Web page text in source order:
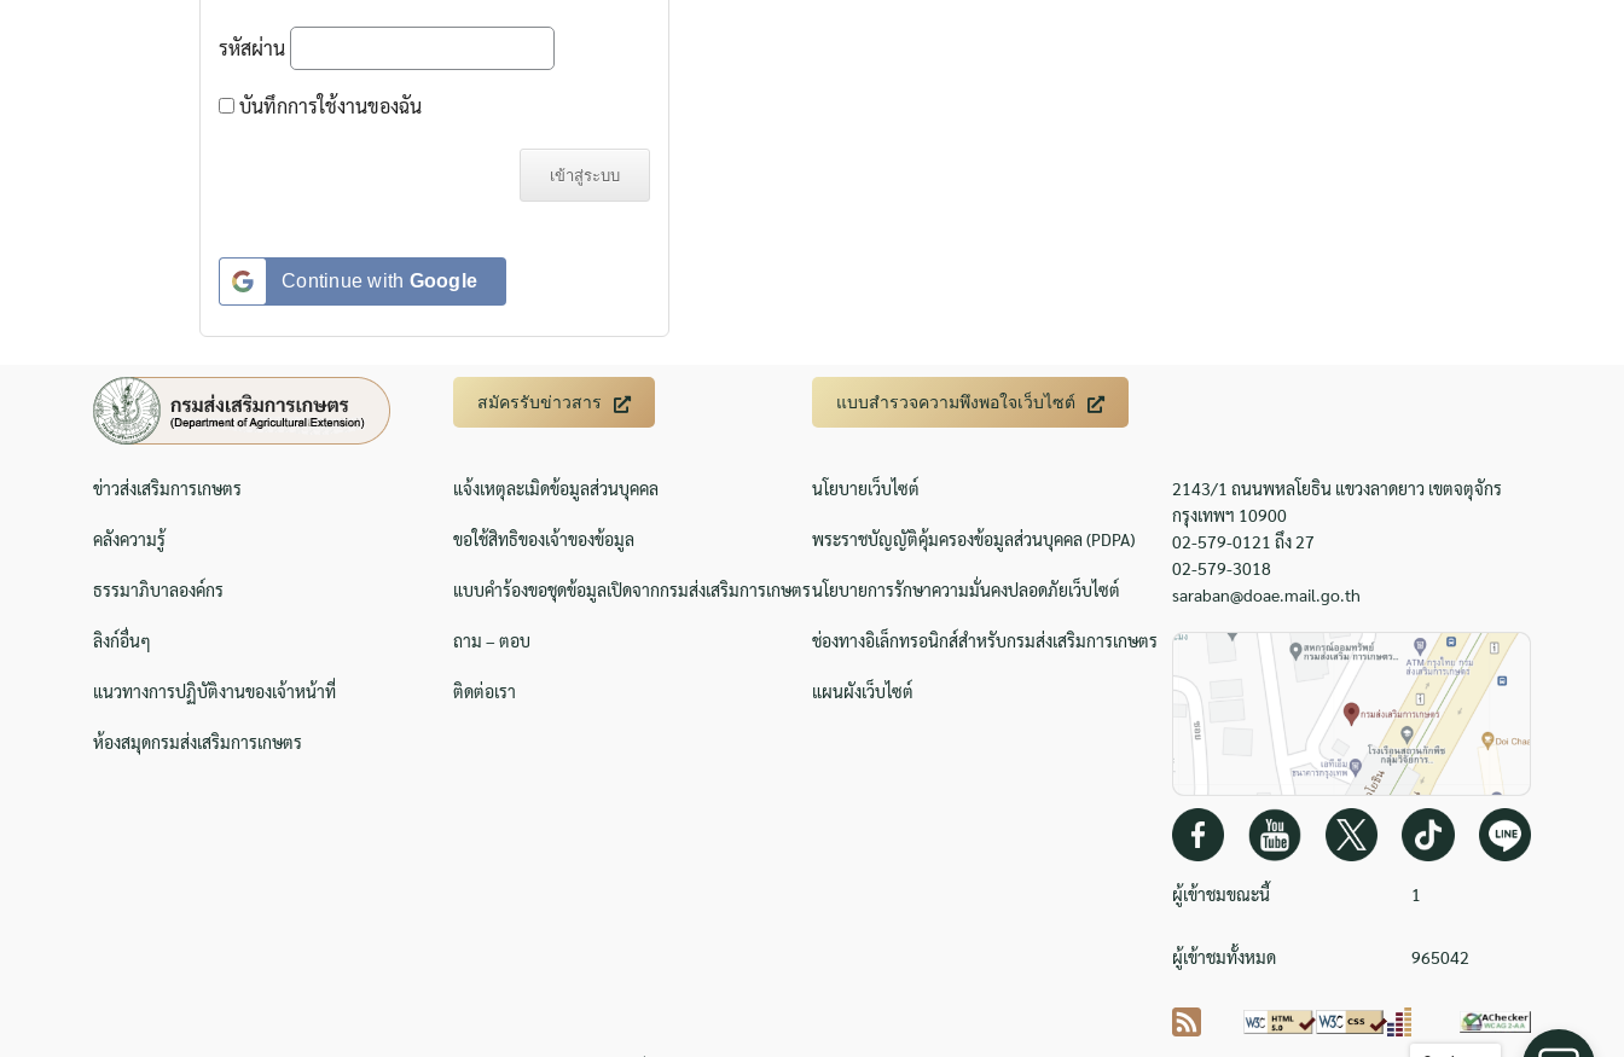
รหัสผ่าน
บันทึกการใช้งานของฉัน
Continue with Google
สมัครรับข่าวสาร แบบสำรวจความพึงพอใจเว็บไซต์
ข่าวส่งเสริมการเกษตร
คลังความรู้
ธรรมาภิบาลองค์กร
ลิงก์อื่นๆ
แนวทางการปฏิบัติงานของเจ้าหน้าที่
ห้องสมุดกรมส่งเสริมการเกษตร
แจ้งเหตุละเมิดข้อมูลส่วนบุคคล
ขอใช้สิทธิของเจ้าของข้อมูล
แบบคำร้องขอชุดข้อมูลเปิดจากกรมส่งเสริมการเกษตร
ถาม – ตอบ
ติดต่อเรา
นโยบายเว็บไซต์
พระราชบัญญัติคุ้มครองข้อมูลส่วนบุคคล (PDPA)
นโยบายการรักษาความมั่นคงปลอดภัยเว็บไซต์
ช่องทางอิเล็กทรอนิกส์สำหรับกรมส่งเสริมการเกษตร
แผนผังเว็บไซต์
2143/1 ถนนพหลโยธิน แขวงลาดยาว เขตจตุจักร
กรุงเทพฯ 10900
02-579-0121 ถึง 27
02-579-3018
saraban@doae.mail.go.th
ผู้เข้าชมขณะนี้ 1
ผู้เข้าชมทั้งหมด 965042